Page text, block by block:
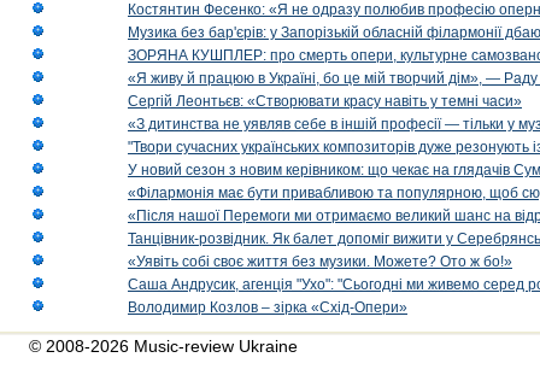
Костянтин Фесенко: «Я не одразу полюбив професію
Музика без бар'єрів: у Запорізькій обласній філармонії
ЗОРЯНА КУШПЛЕР: про смерть опери, культурне
«Я живу й працюю в Україні, бо це мій творчий дім», — Раду
Сергій Леонтьєв: «Створювати красу навіть у темні часи»
«З дитинства не уявляв себе в іншій професії — тільки у
"Твори сучасних українських композиторів дуже резонують
У новий сезон з новим керівником: що чекає на глядачів
«Філармонія має бути привабливою та популярною, щоб
«Після нашої Перемоги ми отримаємо великий шанс на
Танцівник-розвідник. Як балет допоміг вижити у
«Уявіть собі своє життя без музики. Можете? Ото ж бо!»
Саша Андрусик, агенція "Ухо": "Сьогодні ми живемо серед
Володимир Козлов – зірка «Схід-Опери»
© 2008-2026 Music-review Ukraine